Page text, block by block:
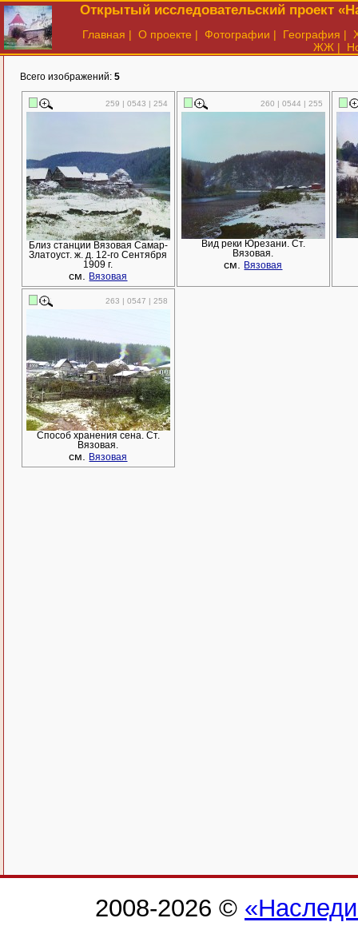
Открытый исследовательский проект
Главная | О проекте | Фотографии | География |
ЖЖ |
Всего изображений: 5
259 | 0543 | 254
Близ станции Вязовая Самар-
Златоуст. ж. д. 12-го Сентября
1909 г.
см. Вязовая
260 | 0544 | 255
Вид реки Юрезани. Ст.
Вязовая.
см. Вязовая
263 | 0547 | 258
Способ хранения сена. Ст.
Вязовая.
см. Вязовая
2008-2026 ©